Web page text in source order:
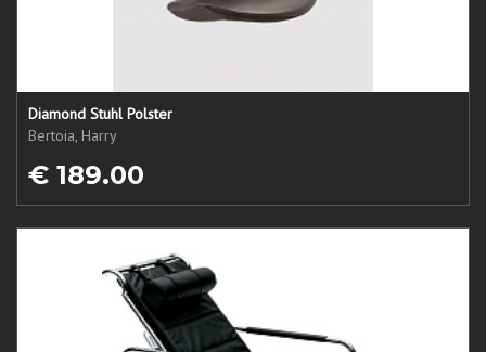
Diamond Stuhl Polster
Bertoia, Harry
€ 189.00